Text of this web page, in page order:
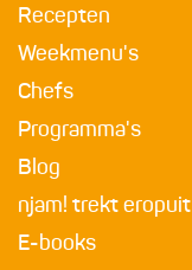
Recepten
Weekmenu's
Chefs
Programma's
Blog
njam! trekt eropuit
E-books